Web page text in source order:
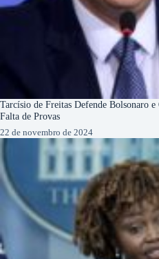
Tarcísio de Freitas Defende Bolsonaro
Falta de Provas
22 de novembro de 2024